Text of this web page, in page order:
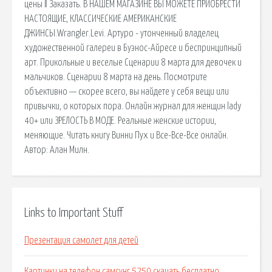
цены ‖ Заказать. В НАШЕМ МАГАЗИНЕ ВЫ МОЖЕТЕ ПРИОБРЕСТИ
НАСТОЯЩИЕ, КЛАССИЧЕСКИЕ АМЕРИКАНСКИЕ
ДЖИНСЫ.Wrangler.Levi. Артуро - утонченный владелец
художественной галереи в Буэнос-Айресе и беспринципный
арт. Прикольные и веселые Сценарии 8 марта для девочек и
мальчиков. Сценарии 8 марта на день. Посмотрите
объективно — скорее всего, вы найдете у себя вещи или
привычки, о которых пора. Онлайн журнал для женщин lady
40+ или ЗРЕЛОСТЬ В МОДЕ. Реальные женские истории,
меняющие. Читать книгу Винни Пух и Все-Все-Все онлайн.
Автор: Алан Милн.
Links to Important Stuff
Презентация самолет для детей